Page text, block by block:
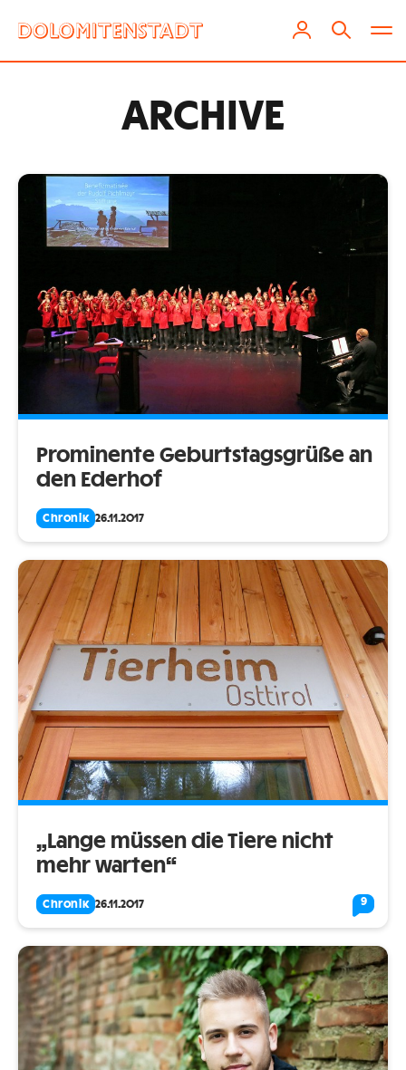
ARCHIVE
Prominente Geburtstagsgrüße an
den Ederhof
Chronik 26.11.2017
„Lange müssen die Tiere nicht
mehr warten“
Chronik 26.11.2017 9